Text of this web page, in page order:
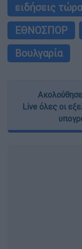
ειδήσεις τώρα
ΕΘΝΟΣΠΟΡ
Βουλγαρία
Live όλες οι